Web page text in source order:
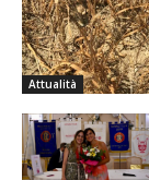
Attualità